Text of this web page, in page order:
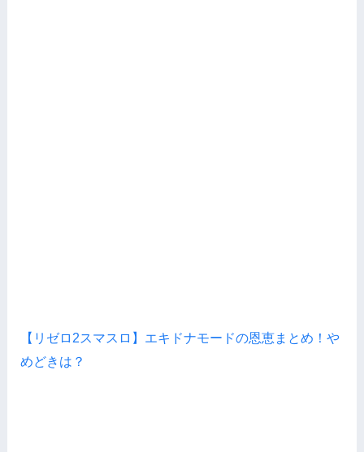
【リゼロ2スマスロ】エキドナモードの恩恵まとめ！や
めどきは？